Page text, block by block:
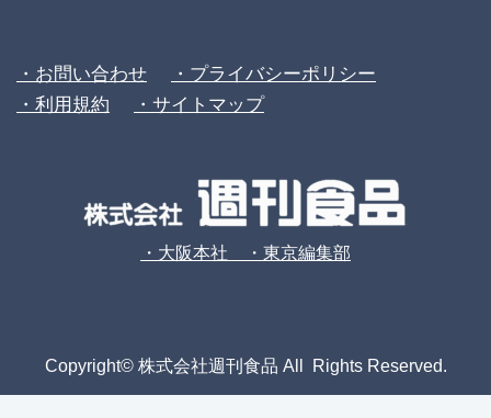
・お問い合わせ
・プライバシーポリシー
・利用規約
・サイトマップ
・大阪本社 ・東京編集部
Copyright© 株式会社週刊食品 All Rights Reserved.